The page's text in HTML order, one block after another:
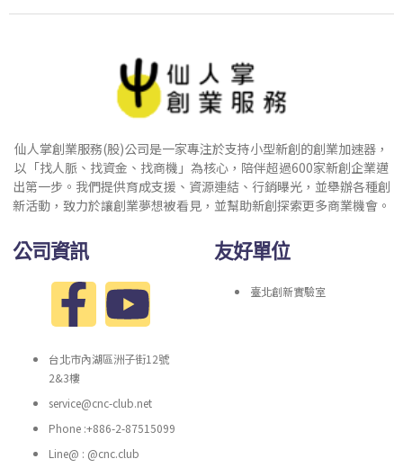
仙人掌創業服務(股)公司是一家專注於支持小型新創的創業加速器，
以「找人脈、找資金、找商機」為核心，陪伴超過600家新創企業邁
出第一步。我們提供育成支援、資源連結、行銷曝光，並舉辦各種創
新活動，致力於讓創業夢想被看見，並幫助新創探索更多商業機會。
公司資訊
台北市內湖區洲子街12號
2&3樓
service@cnc-club.net
Phone :+886-2-87515099
Line@ : @cnc.club
友好單位
臺北創新實驗室